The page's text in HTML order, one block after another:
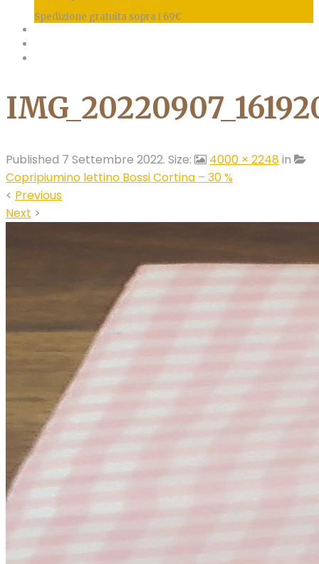
Spedizione gratuita sopra i 69€
Published 7 Settembre 2022. Size: 4000 × 2248in
Copripiumino lettino Bossi Cortina – 30 %
< Previous
Next >